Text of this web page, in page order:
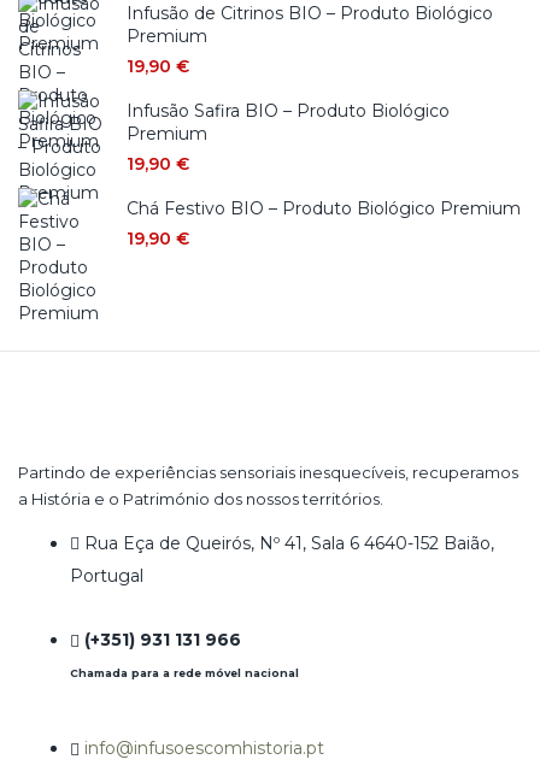
Infusão de Citrinos BIO – Produto Biológico
Premium
19,90 €
Infusão Safira BIO – Produto Biológico
Premium
19,90 €
Chá Festivo BIO – Produto Biológico Premium
19,90 €
Partindo de experiências sensoriais inesquecíveis, recuperamos
a História e o Património dos nossos territórios.
Rua Eça de Queirós, Nº 41, Sala 6 4640-152 Baião,
Portugal
(+351) 931 131 966
Chamada para a rede móvel nacional
info@infusoescomhistoria.pt